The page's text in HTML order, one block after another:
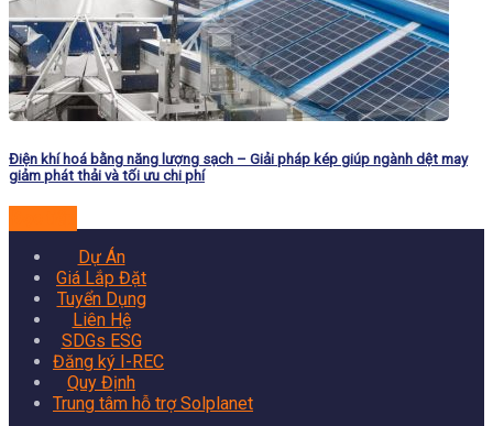
Điện khí hoá bằng năng lượng sạch – Giải pháp kép giúp ngành dệt may
giảm phát thải và tối ưu chi phí
Dự Án
Giá Lắp Đặt
Tuyển Dụng
Liên Hệ
SDGs ESG
Đăng ký I-REC
Quy Định
Trung tâm hỗ trợ Solplanet